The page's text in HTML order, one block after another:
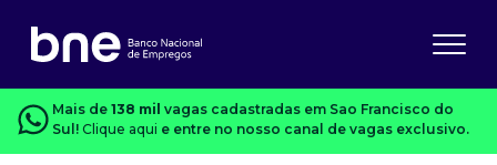
Mais de 138 mil vagas cadastradas em Sao Francisco do
Sul! Clique aqui e entre no nosso canal de vagas exclusivo.